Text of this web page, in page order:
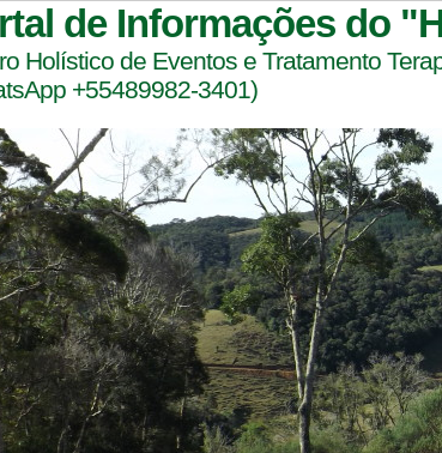
de Informações do
Holístico de Eventos e Tratamento
+55489982-3401)